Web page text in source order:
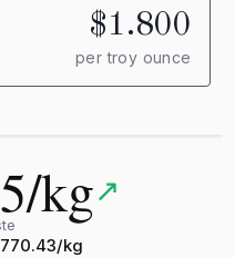
$1.800
per troy ounce
kg↗
kg